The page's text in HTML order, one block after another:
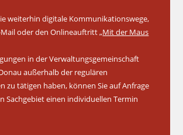
weiterhin digitale Kommunikationswege,
Mail oder den Onlineauftritt „Mit der Maus
in der Verwaltungsgemeinschaft
außerhalb der regulären
zu tätigen haben, können Sie auf Anfrage
Sachgebiet einen individuellen Termin